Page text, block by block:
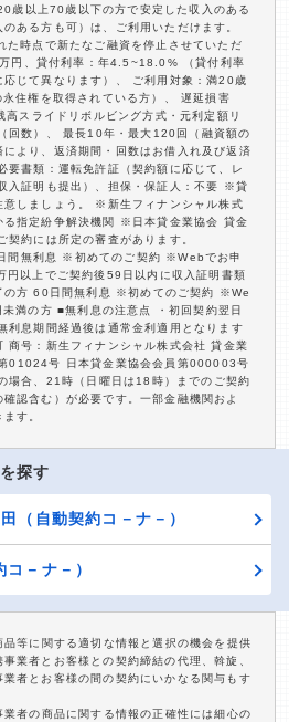
歳以上70歳以下の方で安定した収入のある
ある方も可）は、ご利用いただけます。
た時点で新たなご融資を停止させていただ
円、貸付利率：年4.5~18.0% （貸付利率
じて異なります）、 ご利用対象：満20歳
住権を取得されている方）、 遅延損害
スライドリボルビング方式・元利定額リ
回数）、 最長10年・最大120回（融資額の
より、返済期間・回数はお借入れ及び返済
要書類：運転免許証（契約額に応じて、レ
入証明も提出）、担保・保証人：不要 ※貸
意しましょう。 ※新生フィナンシャル株式
る指定紛争解決機関 ※日本貸金業協会 貸金
約には所定の審査があります。
間無利息 ※初めてのご契約 ※Webでお申
円以上でご契約後59日以内に収入証明書類
の方 60日間無利息 ※初めてのご契約 ※We
満の方 ■無利息の注意点 ・初回契約翌日
利息期間経過後は通常金利適用となります
商号：新生フィナンシャル株式会社 貸金業
01024号 日本貸金業協会会員第000003号
場合、21時（日曜日は18時）までのご契約
認含む）が必要です。一部金融機関およ
す。
探す
（自動契約コ－ナ－）
コ－ナ－）
等に関する適切な情報と選択の機会を提供
業者とお客様との契約締結の代理、斡旋、
者とお客様の間の契約にいかなる関与もす
者の商品に関する情報の正確性には細心の